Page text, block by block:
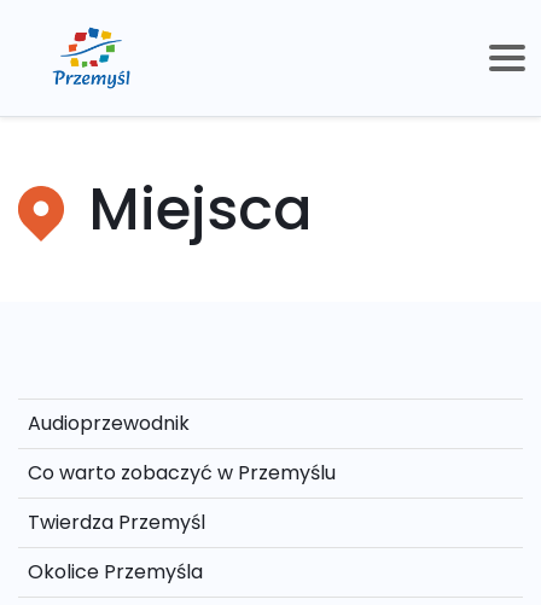
Miejsca
Audioprzewodnik
Co warto zobaczyć w Przemyślu
Twierdza Przemyśl
Okolice Przemyśla